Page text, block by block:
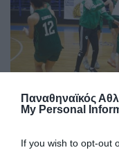
Παναθηναϊκός
My Personal
If you wish to opt-out
Ο Σύλλογος πέτυχε